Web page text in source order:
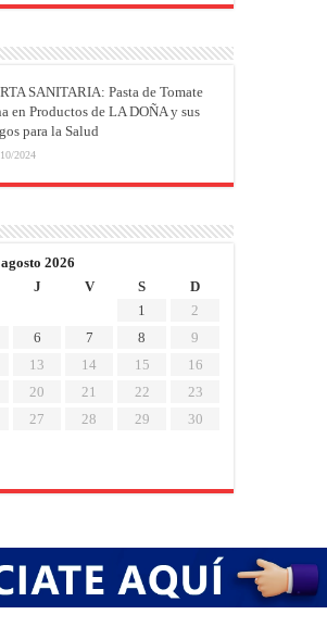
SANITARIA: Pasta de Tomate
en Productos de LA DOÑA y sus
para la Salud
2024
agosto 2026
J V S
D
1
2
6 7 8
9
13 14 15
16
20 21 22
23
27 28 29
30